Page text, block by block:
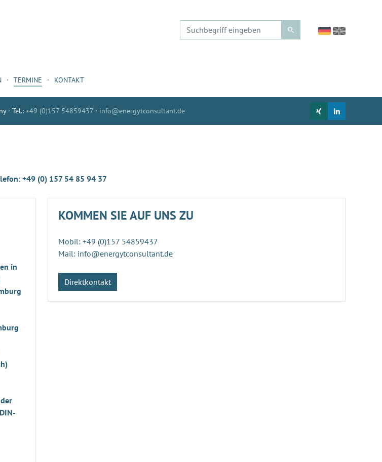
TERMINE KONTAKT
· Tel.: +49 (0)157 54859437 · info@energytconsultant.de
+49 (0) 157 54 85 94 37
in
KOMMEN SIE AUF UNS ZU
Mobil: +49 (0)157 54859437
Mail: info@energytconsultant.de
Direktkontakt